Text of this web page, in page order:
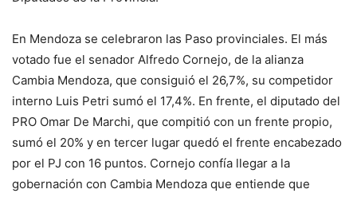
En Mendoza se celebraron las Paso provinciales. El más
votado fue el senador Alfredo Cornejo, de la alianza
Cambia Mendoza, que consiguió el 26,7%, su competidor
interno Luis Petri sumó el 17,4%. En frente, el diputado del
PRO Omar De Marchi, que compitió con un frente propio,
sumó el 20% y en tercer lugar quedó el frente encabezado
por el PJ con 16 puntos. Cornejo confía llegar a la
gobernación con Cambia Mendoza que entiende que